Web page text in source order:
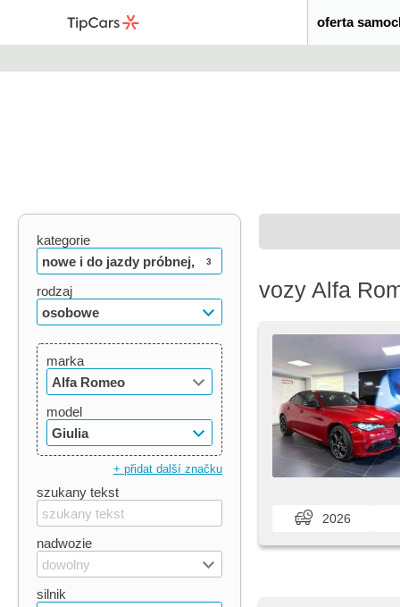
oferta
kategorie
nowe i do jazdy próbnej,
używane, oldtimery
3
rodzaj
osobowe
marka
Alfa Romeo
model
Giulia
+ přidat další značku
szukany tekst
nadwozie
dowolny
silnik
vozy Alfa
2026